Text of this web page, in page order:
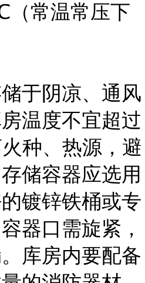
（常温常压下
于阴凉、通风
温度不宜超过
种、热源，避
储容器应选用
镀锌铁桶或专
器口需旋紧，
库房内要配备